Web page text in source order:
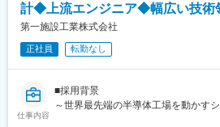
■扱うサービス
核融合実験に必要な計装・制御装置
■組織構成
那珂市の研究機関にて、当社正社員
豊富なエンジニアが在籍し、社内外
ます。
計◆上流エンジニア◆幅広い技術
第一施設工業株式会社
正社員 転勤なし
仕事内容
■採用背景
～世界最先端の半導体工場を動かす